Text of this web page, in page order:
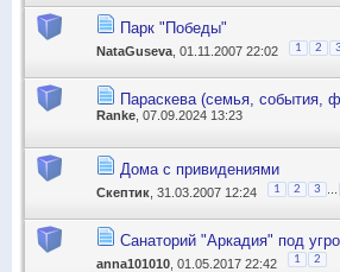
Парк "Победы"
NataGuseva , 01.11.2007 22:02 1 2 3
Параскева (семья, события,
Ranke , 07.09.2024 13:23
Дома с привидениями
Скептик , 31.03.2007 12:24 1 2 3
Санаторий "Аркадия" под
anna101010 , 01.05.2017 22:42 1 2